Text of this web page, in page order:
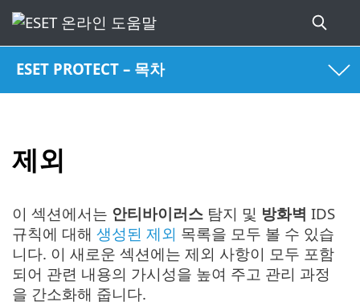
ESET PROTECT – 목차
제외
이 섹션에서는 안티바이러스 탐지 및 방화벽 IDS
규칙에 대해 생성된 제외 목록을 모두 볼 수 있습
니다. 이 새로운 섹션에는 제외 사항이 모두 포함
되어 관련 내용의 가시성을 높여 주고 관리 과정
을 간소화해 줍니다.